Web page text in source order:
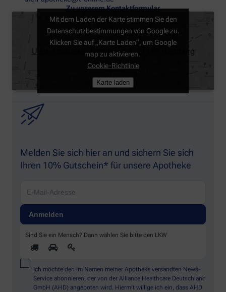
Zu unserem Kontaktformular
Ulen-Apotheke, Groot Enn 3, 21149 Hamburg
Mit dem Laden der Karte stimmen Sie den
Datenschutzbestimmungen von Google zu.
Klicken Sie auf „Karte Laden“, um Google
map zu aktivieren.
Cookie-Richtlinie
Karte laden
Melden Sie sich hier an und sichern Sie sich
Ihren 10% Gutschein* für unsere Apotheke
Sind Sie ein Mensch? Dann wählen Sie bitte den LKW
Ich möchte den im Namen meiner Apotheke versandten News-
Service abonnieren, der von der Alliance Healthcare Deutschland
GmbH (AHD) angeboten wird. Hiermit willige ich ein, dass AHD